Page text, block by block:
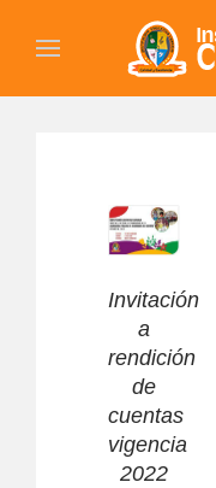
Invitación
a
rendición
de
cuentas
vigencia
2022